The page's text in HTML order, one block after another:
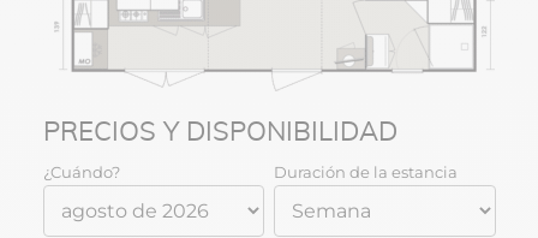
PRECIOS Y DISPONIBILIDAD